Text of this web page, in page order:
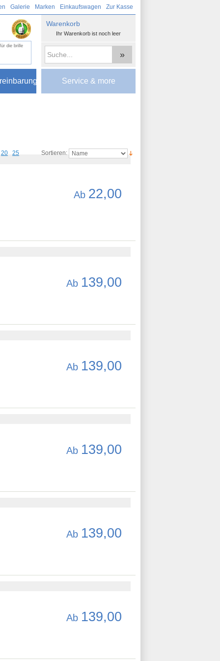
Galerie Marken Einkaufswagen Zur Kasse
die brille
»
Warenkorb
Ihr Warenkorb ist noch leer
Service & more
Sortieren:
20 25
Ab 22,00
Ab 139,00
Ab 139,00
Ab 139,00
Ab 139,00
Ab 139,00